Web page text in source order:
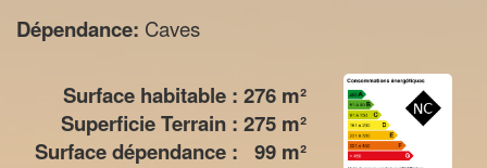
Dépendance: Caves
Surface habitable : 276 m²
Superficie Terrain : 275 m²
Surface dépendance : 99 m²